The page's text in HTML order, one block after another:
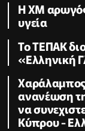
Η XM
υγεία
Το ΤΕΠΑΚ
«Ελληνική
ανανέωση
να
Κύπρου -